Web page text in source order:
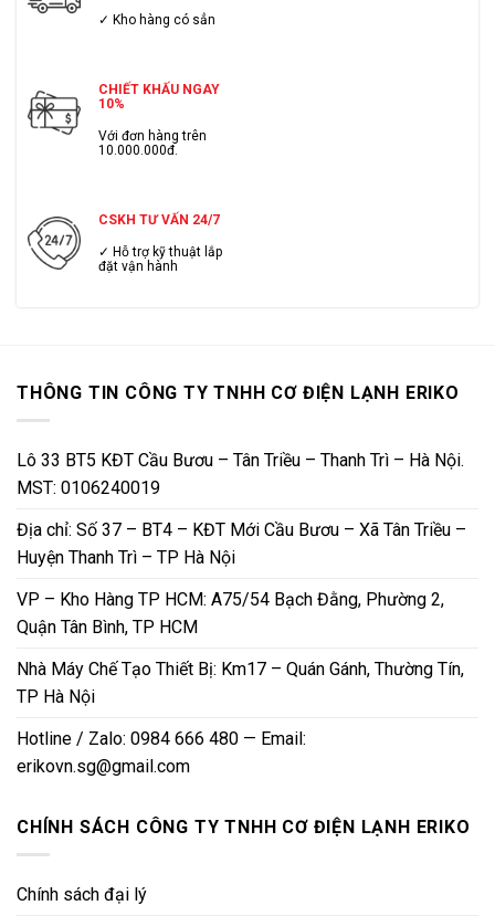
✓ Kho hàng có sẳn
CHIẾT KHẤU NGAY
10%
Với đơn hàng trên
10.000.000đ.
CSKH TƯ VẤN 24/7
✓ Hỗ trợ kỹ thuật lắp
đặt vận hành
THÔNG TIN CÔNG TY TNHH CƠ ĐIỆN LẠNH ERIKO
Lô 33 BT5 KĐT Cầu Bươu – Tân Triều – Thanh Trì – Hà Nội.
MST: 0106240019
Địa chỉ: Số 37 – BT4 – KĐT Mới Cầu Bươu – Xã Tân Triều –
Huyện Thanh Trì – TP Hà Nội
VP – Kho Hàng TP HCM: A75/54 Bạch Đằng, Phường 2,
Quận Tân Bình, TP HCM
Nhà Máy Chế Tạo Thiết Bị: Km17 – Quán Gánh, Thường Tín,
TP Hà Nội
Hotline / Zalo: 0984 666 480 — Email:
erikovn.sg@gmail.com
CHÍNH SÁCH CÔNG TY TNHH CƠ ĐIỆN LẠNH ERIKO
Chính sách đại lý